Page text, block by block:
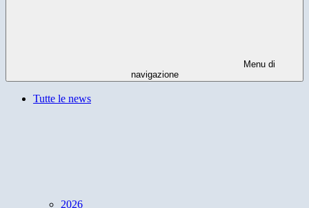
Menu di
navigazione
Tutte le news
2026